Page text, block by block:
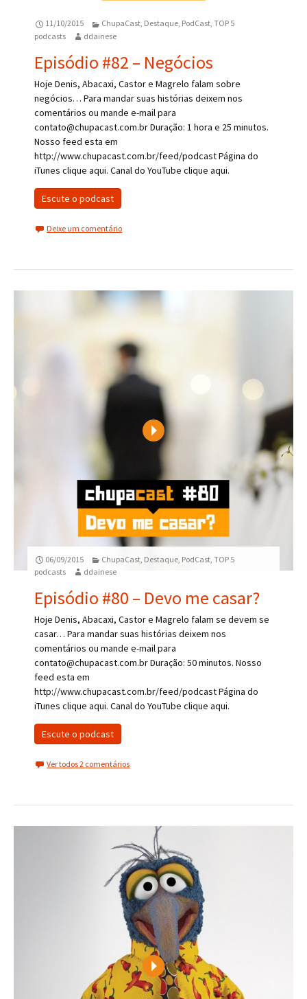
11/10/2015 ChupaCast, Destaque, PodCast,TOP 5
podcasts
ddainese
Episódio #82 – Negócios
Hoje Denis, Abacaxi, Castor e Magrelo falam sobre
negócios… Para mandar suas histórias deixem nos
comentários ou mande e-mail para
contato@chupacast.com.br Duração: 1 hora e 25 minutos.
Nosso feed esta em
http://www.chupacast.com.br/feed/podcast Página do
iTunes clique aqui. Canal do YouTube clique aqui.
Escute o podcast
Deixe um comentário
06/09/2015 ChupaCast Destaque PodCast ,TOP 5
podcasts
ddainese
Episódio #80 – Devo me casar?
Hoje Denis, Abacaxi, Castor e Magrelo falam se devem se
casar… Para mandar suas histórias deixem nos
comentários ou mande e-mail para
contato@chupacast.com.br Duração: 50 minutos. Nosso
feed esta em
http://www.chupacast.com.br/feed/podcast Página do
iTunes clique aqui. Canal do YouTube clique aqui.
Escute o podcast
Ver todos 2 comentários
Play